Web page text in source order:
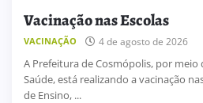
Vacinação nas Escolas
VACINAÇÃO 4 de agosto de 2026
A Prefeitura de Cosmópolis, por meio
Saúde, está realizando a vacinação
de Ensino, ...